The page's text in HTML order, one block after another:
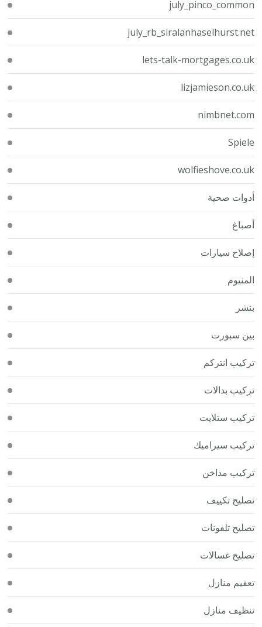
july_pinco_common
july_rb_siralanhaselhurst.net
lets-talk-mortgages.co.uk
lizjamieson.co.uk
nimbnet.com
Spiele
wolfieshove.co.uk
أدوات صحية
أصباغ
إصلاح سيارات
المنيوم
بنشر
بين سبورت
تركيب انتركم
تركيب بدالات
تركيب ستلايت
تركيب سيراميك
تركيب مداخن
تصليح تكييف
تصليح تلفونات
تصليح غسالات
تعقيم منازل
تنظيف منازل